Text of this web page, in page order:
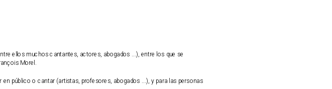
ellos muchos cantantes, actores, abogados ...), entre los que se
Morel.
público o cantar (artistas, profesores, abogados ...), y para las personas